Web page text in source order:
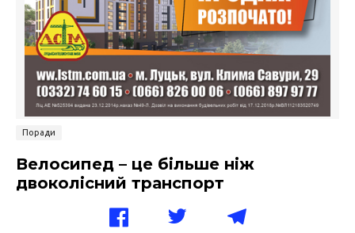
Поради
Велосипед – це більше ніж
двоколісний транспорт